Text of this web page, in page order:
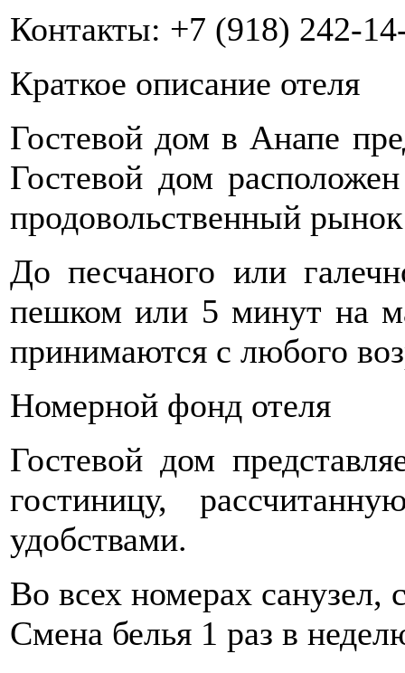
Контакты: +7 (918) 242-
Краткое описание отеля
Гостевой дом в Анапе
Гостевой дом
продовольственный
До песчаного или
пешком или 5 минут на
принимаются с любого
Номерной фонд отеля
Гостевой дом
гостиницу,
удобствами.
Во всех номерах санузел,
Смена белья 1 раз в